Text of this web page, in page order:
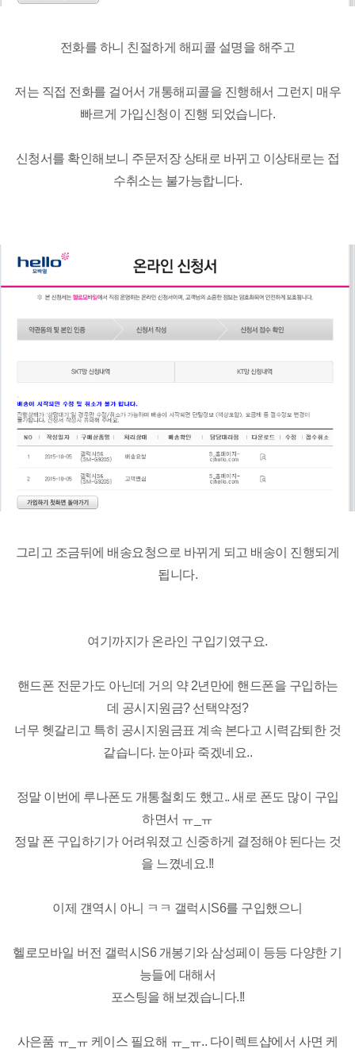
전화를 하니 친절하게 해피콜 설명을 해주고
저는 직접 전화를 걸어서 개통해피콜을 진행해서 그런지 매우
빠르게 가입신청이 진행 되었습니다.
신청서를 확인해보니 주문저장 상태로 바뀌고 이상태로는 접
수취소는 불가능합니다.
그리고 조금뒤에 배송요청으로 바뀌게 되고 배송이 진행되게
됩니다.
여기까지가 온라인 구입기였구요.
핸드폰 전문가도 아닌데 거의 약 2년만에 핸드폰을 구입하는
데 공시지원금? 선택약정?
너무 헷갈리고 특히 공시지원금표 계속 본다고 시력감퇴한 것
같습니다. 눈아파 죽겠네요..
정말 이번에 루나폰도 개통철회도 했고.. 새로 폰도 많이 구입
하면서 ㅠ_ㅠ
정말 폰 구입하기가 어려워졌고 신중하게 결정해야 된다는 것
을 느꼈네요.!!
이제 걘역시 아니 ㅋㅋ 갤럭시S6를 구입했으니
헬로모바일 버전 갤럭시S6 개봉기와 삼성페이 등등 다양한 기
능들에 대해서
포스팅을 해보겠습니다.!!
사은품 ㅠ_ㅠ 케이스 필요해 ㅠ_ㅠ.. 다이렉트샵에서 사면 케